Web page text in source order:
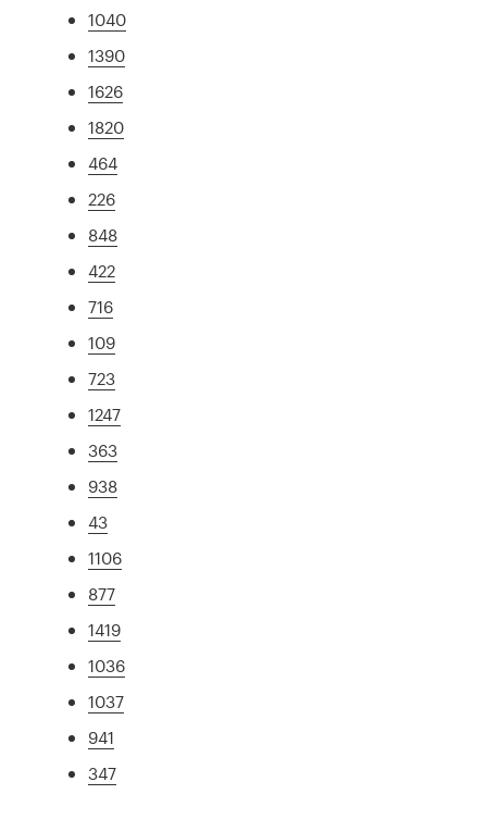
1040
1390
1626
1820
464
226
848
422
716
109
723
1247
363
938
43
1106
877
1419
1036
1037
941
347